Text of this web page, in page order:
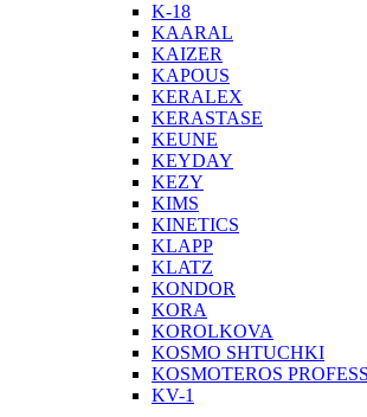
K-18
KAARAL
KAIZER
KAPOUS
KERALEX
KERASTASE
KEUNE
KEYDAY
KEZY
KIMS
KINETICS
KLAPP
KLATZ
KONDOR
KORA
KOROLKOVA
KOSMO SHTUCHKI
KOSMOTEROS
KV-1